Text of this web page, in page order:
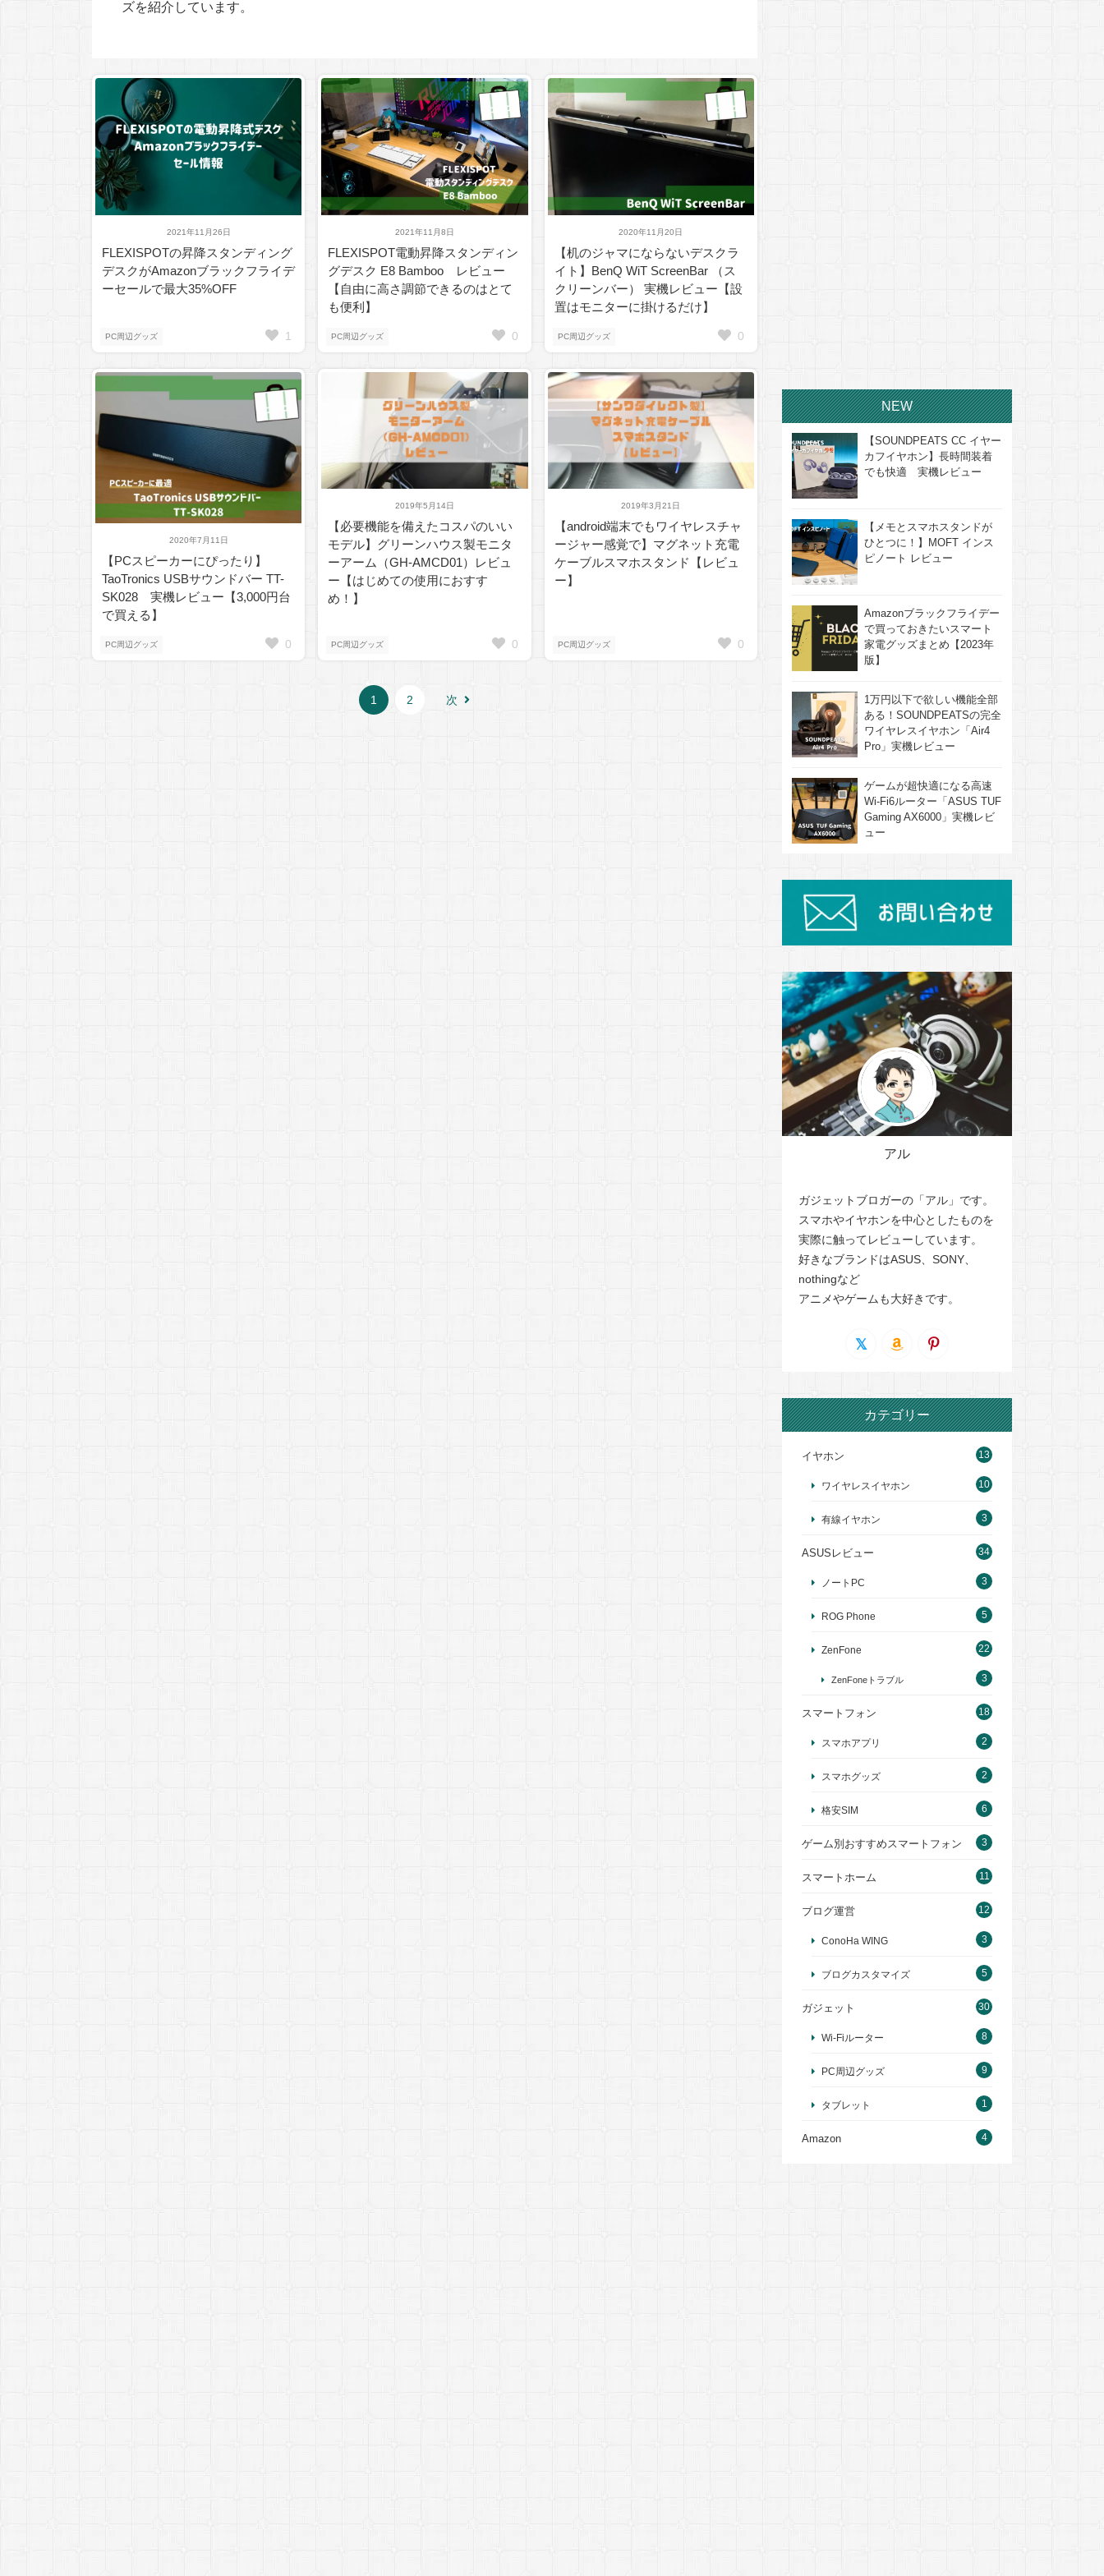
ズを紹介しています。
PC周辺グッズ
2021年11月26日
FLEXISPOTの昇降スタンディング
デスクがAmazonブラックフライデ
ーセールで最大35%OFF
1 PC周辺グッズ
2021年11月8日
FLEXISPOT電動昇降スタンディン
グデスク E8 Bamboo レビュー
【自由に高さ調節できるのはとて
も便利】
0 PC周辺グッズ
2020年11月20日
【机のジャマにならないデスクラ
イト】BenQ WiT ScreenBar （ス
クリーンバー） 実機レビュー【設
置はモニターに掛けるだけ】
0
PC周辺グッズ
2020年7月11日
【PCスピーカーにぴったり】
TaoTronics USBサウンドバー TT-
SK028 実機レビュー【3,000円台
で買える】
0 PC周辺グッズ
2019年5月14日
【必要機能を備えたコスパのいい
モデル】グリーンハウス製モニタ
ーアーム（GH-AMCD01）レビュ
ー【はじめての使用におすす
め！】
0 PC周辺グッズ
2019年3月21日
【android端末でもワイヤレスチャ
ージャー感覚で】マグネット充電
ケーブルスマホスタンド【レビュ
ー】
0
1 2 次
NEW
【SOUNDPEATS CC イヤー
カフイヤホン】長時間装着
でも快適 実機レビュー
【メモとスマホスタンドが
ひとつに！】MOFT インス
ピノート レビュー
Amazonブラックフライデー
で買っておきたいスマート
家電グッズまとめ【2023年
版】
1万円以下で欲しい機能全部
ある！SOUNDPEATSの完全
ワイヤレスイヤホン「Air4
Pro」実機レビュー
ゲームが超快適になる高速
Wi-Fi6ルーター「ASUS TUF
Gaming AX6000」実機レビ
ュー
アル
ガジェットブロガーの「アル」です。
スマホやイヤホンを中心としたものを
実際に触ってレビューしています。
好きなブランドはASUS、SONY、
nothingなど
アニメやゲームも大好きです。
カテゴリー
イヤホン 13
ワイヤレスイヤホン 10
有線イヤホン 3
ASUSレビュー 34
ノートPC 3
ROG Phone 5
ZenFone 22
ZenFoneトラブル 3
スマートフォン 18
スマホアプリ 2
スマホグッズ 2
格安SIM 6
ゲーム別おすすめスマートフォン 3
スマートホーム 11
ブログ運営 12
ConoHa WING 3
ブログカスタマイズ 5
ガジェット 30
Wi-Fiルーター 8
PC周辺グッズ 9
タブレット 1
Amazon 4